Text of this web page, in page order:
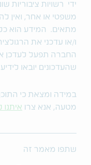
ידי רשויות ציבוריות
משפטי או אחר, ואין
מתאים. המידע הוא
ו/או עדכני את
החברה תפעל לעדכן
שהעדכונים יובאו
במידה ומצאת כי
מטעה, אנא צרו
שתפו מאמר זה